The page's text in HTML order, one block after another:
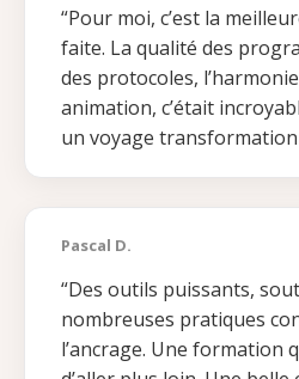
“Pour moi, c’est la
faite. La qualité des
des protocoles,
animation, c’était
un voyage
Pascal D.
“Des outils puissants,
nombreuses pratiques
l’ancrage. Une formation